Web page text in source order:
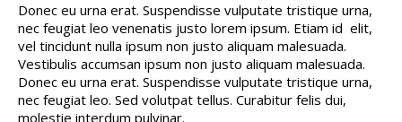
Donec eu urna erat. Suspendisse vulputate tristique urna,
nec feugiat leo venenatis justo lorem ipsum. Etiam id elit,
vel tincidunt nulla ipsum non justo aliquam malesuada.
Vestibulis accumsan ipsum non justo aliquam malesuada.
Donec eu urna erat. Suspendisse vulputate tristique urna,
nec feugiat leo. Sed volutpat tellus. Curabitur felis dui,
molestie interdum pulvinar.